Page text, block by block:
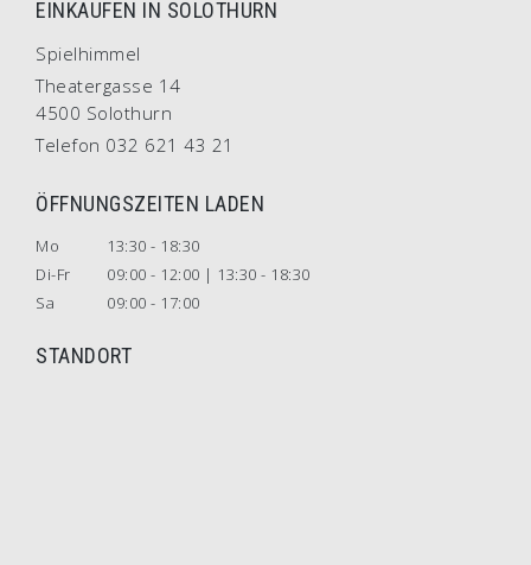
EINKAUFEN IN SOLOTHURN
Spielhimmel
Theatergasse 14
4500 Solothurn
Telefon 032 621 43 21
ÖFFNUNGSZEITEN LADEN
Mo
13:30 - 18:30
Di-Fr
09:00 - 12:00 | 13:30 - 18:30
Sa
09:00 - 17:00
STANDORT